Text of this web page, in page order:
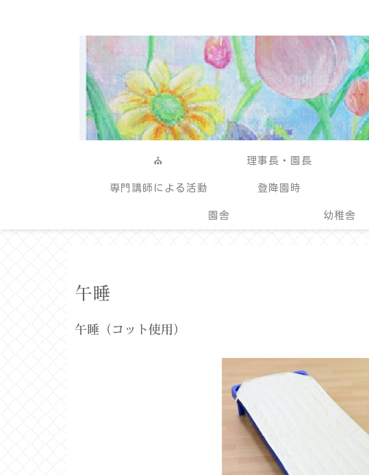
⛪ 理事長・園長
専門講師による活動 登降園時
園舎 幼稚舎
午睡
午睡（コット使用）